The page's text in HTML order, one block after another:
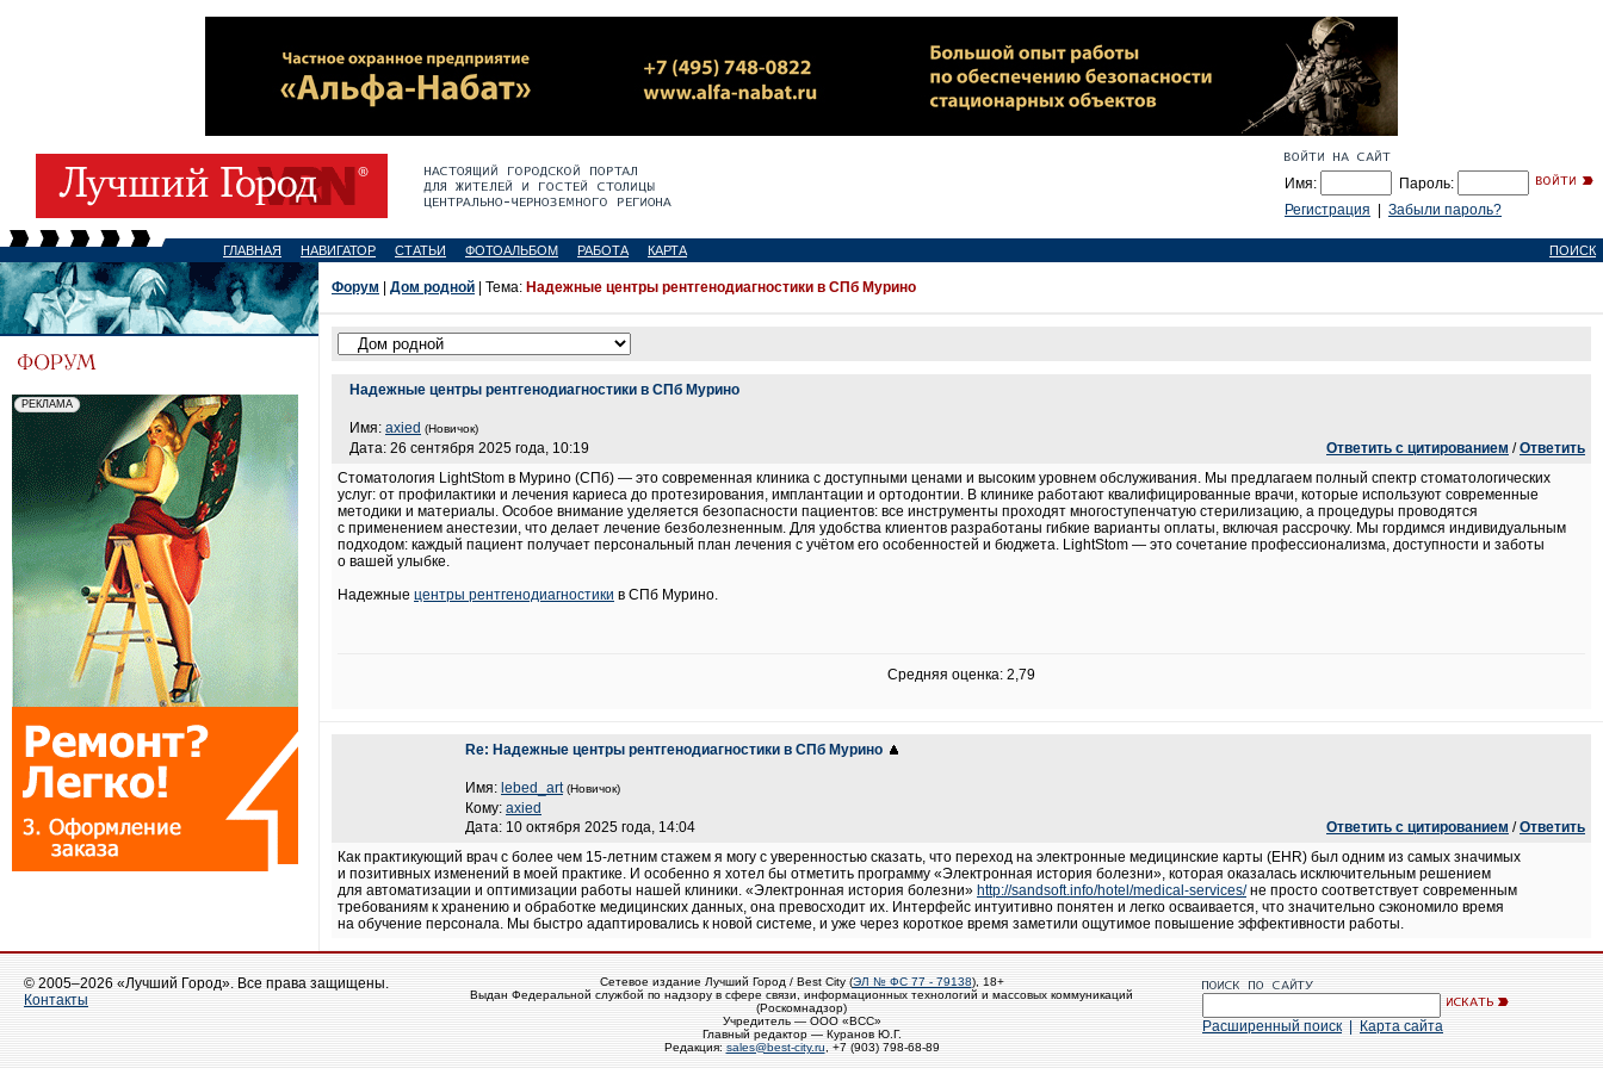
Имя:
Пароль:
Регистрация
Забыли пароль?
ГЛАВНАЯ НАВИГАТОР СТАТЬИ ФОТОАЛЬБОМ РАБОТА КАРТА ПОИСК
Форум Дом родной | Тема: Надежные центры рентгенодиагностики в СПб Мурино
Надежные центры рентгенодиагностики в СПб Мурино
Имя: axied (Новичок)
Дата: 26 сентября 2025 года, 10:19 Ответить с цитированием /Ответить
Стоматология LightStom в Мурино (СПб) — это современная клиника с доступными ценами и высоким уровнем обслуживания. Мы предлагаем полный спектр стоматологических
услуг: от профилактики и лечения кариеса до протезирования, имплантации и ортодонтии. В клинике работают квалифицированные врачи, которые используют современные
методики и материалы. Особое внимание уделяется безопасности пациентов: все инструменты проходят многоступенчатую стерилизацию, а процедуры проводятся
с применением анестезии, что делает лечение безболезненным. Для удобства клиентов разработаны гибкие варианты оплаты, включая рассрочку. Мы гордимся индивидуальным
подходом: каждый пациент получает персональный план лечения с учётом его особенностей и бюджета. LightStom — это сочетание профессионализма, доступности и заботы
о вашей улыбке.
Надежные центры рентгенодиагностики в СПб Мурино.
Средняя оценка: 2,79
Re: Надежные центры рентгенодиагностики в СПб Мурино
Имя: lebed_art (Новичок)
Кому: axied
Дата: 10 октября 2025 года, 14:04
Ответить с цитированием /Ответить
Как практикующий врач с более чем 15-летним стажем я могу с уверенностью сказать, что переход на электронные медицинские карты (EHR) был одним из самых значимых
и позитивных изменений в моей практике. И особенно я хотел бы отметить программу «Электронная история болезни», которая оказалась исключительным решением
для автоматизации и оптимизации работы нашей клиники. «Электронная история болезни» http://sandsoft.info/hotel/medical-services/не просто соответствует современным
требованиям к хранению и обработке медицинских данных, она превосходит их. Интерфейс интуитивно понятен и легко осваивается, что значительно сэкономило время
на обучение персонала. Мы быстро адаптировались к новой системе, и уже через короткое время заметили ощутимое повышение эффективности работы.
© 2005–2026 «Лучший Город». Все права защищены.
Контакты
Сетевое издание Лучший Город / Best City (ЭЛ № ФС 77 - 79138), 18+
Выдан Федеральной службой по надзору в сфере связи, информационных технологий и массовых коммуникаций
(Роскомнадзор)
Учредитель — ООО «ВСС»
Главный редактор — Куранов Ю.Г.
Редакция: sales@best-city.ru , +7 (903) 798-68-89
Расширенный поиск Карта сайта